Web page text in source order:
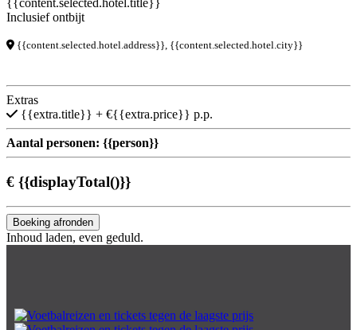
{{content.selected.hotel.title}}
Inclusief ontbijt
{{content.selected.hotel.address}}, {{content.selected.hotel.city}}
Extras
{{extra.title}} + €{{extra.price}} p.p.
Aantal personen: {{person}}
€ {{displayTotal()}}
Boeking afronden
Inhoud laden, even geduld.